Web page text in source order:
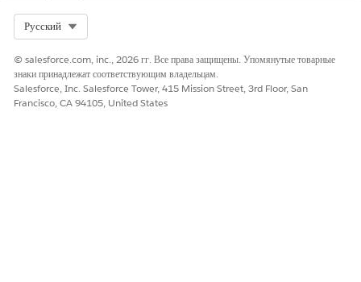
Русский
© salesforce.com, inc., 2026 гг. Все права защищены. Упомянутые товарные
знаки принадлежат соответствующим владельцам.
Salesforce, Inc. Salesforce Tower, 415 Mission Street, 3rd Floor, San
Francisco, CA 94105, United States